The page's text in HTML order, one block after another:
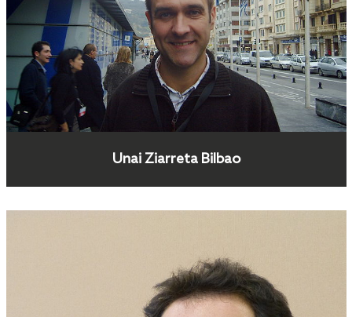
Unai Ziarreta Bilbao